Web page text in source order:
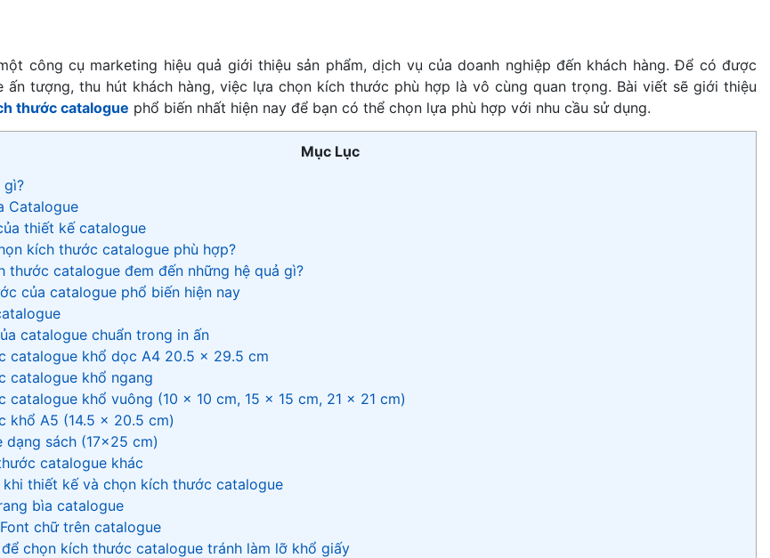
công cụ marketing hiệu quả giới thiệu sản phẩm, dịch vụ của doanh nghiệp đến khách hàng. Để có được
ấn tượng, thu hút khách hàng, việc lựa chọn kích thước phù hợp là vô cùng quan trọng. Bài viết sẽ giới thiệu
thước catalogue phổ biến nhất hiện nay để bạn có thể chọn lựa phù hợp với nhu cầu sử dụng.
Mục Lục
gì?
Catalogue
thiết kế catalogue
kích thước catalogue phù hợp?
thước catalogue đem đến những hệ quả gì?
của catalogue phổ biến hiện nay
catalogue chuẩn trong in ấn
catalogue khổ dọc A4 20.5 x 29.5 cm
catalogue khổ ngang
catalogue khổ vuông (10 x 10 cm, 15 x 15 cm, 21 x 21 cm)
khổ A5 (14.5 x 20.5 cm)
dạng sách (17×25 cm)
catalogue khác
thiết kế và chọn kích thước catalogue
bìa catalogue
chữ trên catalogue
để chọn kích thước catalogue tránh làm lỡ khổ giấy